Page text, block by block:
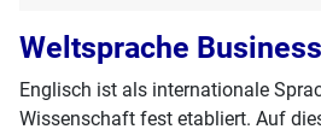
Weltsprache
Englisch ist als internationale
Wissenschaft fest etabliert. Auf